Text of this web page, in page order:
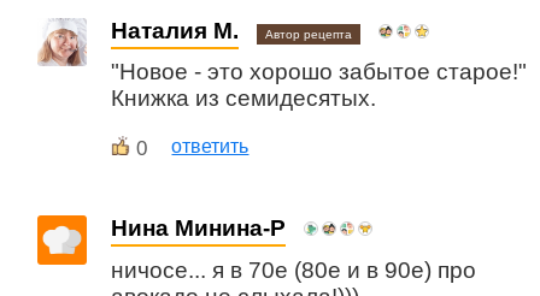
Наталия М. Автор рецепта
"Новое - это хорошо забытое старое!"
Книжка из семидесятых.
0 ответить
Нина Минина-Р
ничосе... я в 70е (80е и в 90е) про